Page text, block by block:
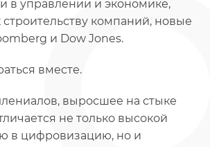
в управлении и экономике,
компаний, новые
и Dow Jones.
вместе.
выросшее на стыке
не только высокой
в цифровизацию, но и